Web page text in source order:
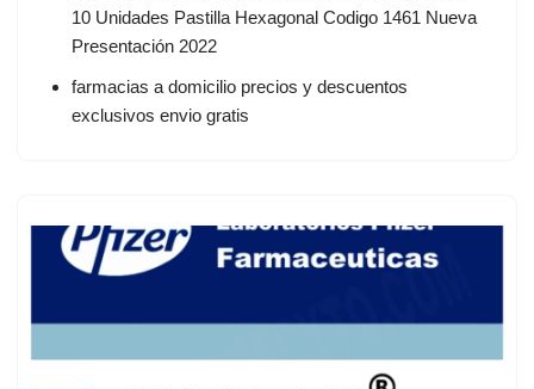
10 Unidades Pastilla Hexagonal Codigo 1461 Nueva
Presentación 2022
farmacias a domicilio precios y descuentos
exclusivos envio gratis